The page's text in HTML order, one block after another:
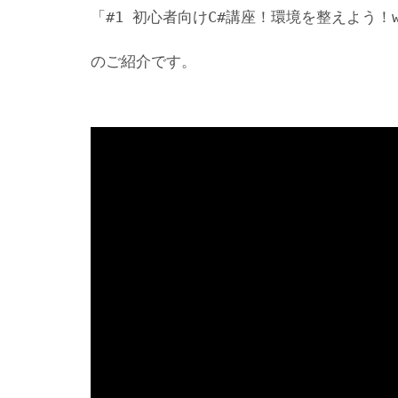
「#1 初心者向けC#講座！環境を整えよう
のご紹介です。